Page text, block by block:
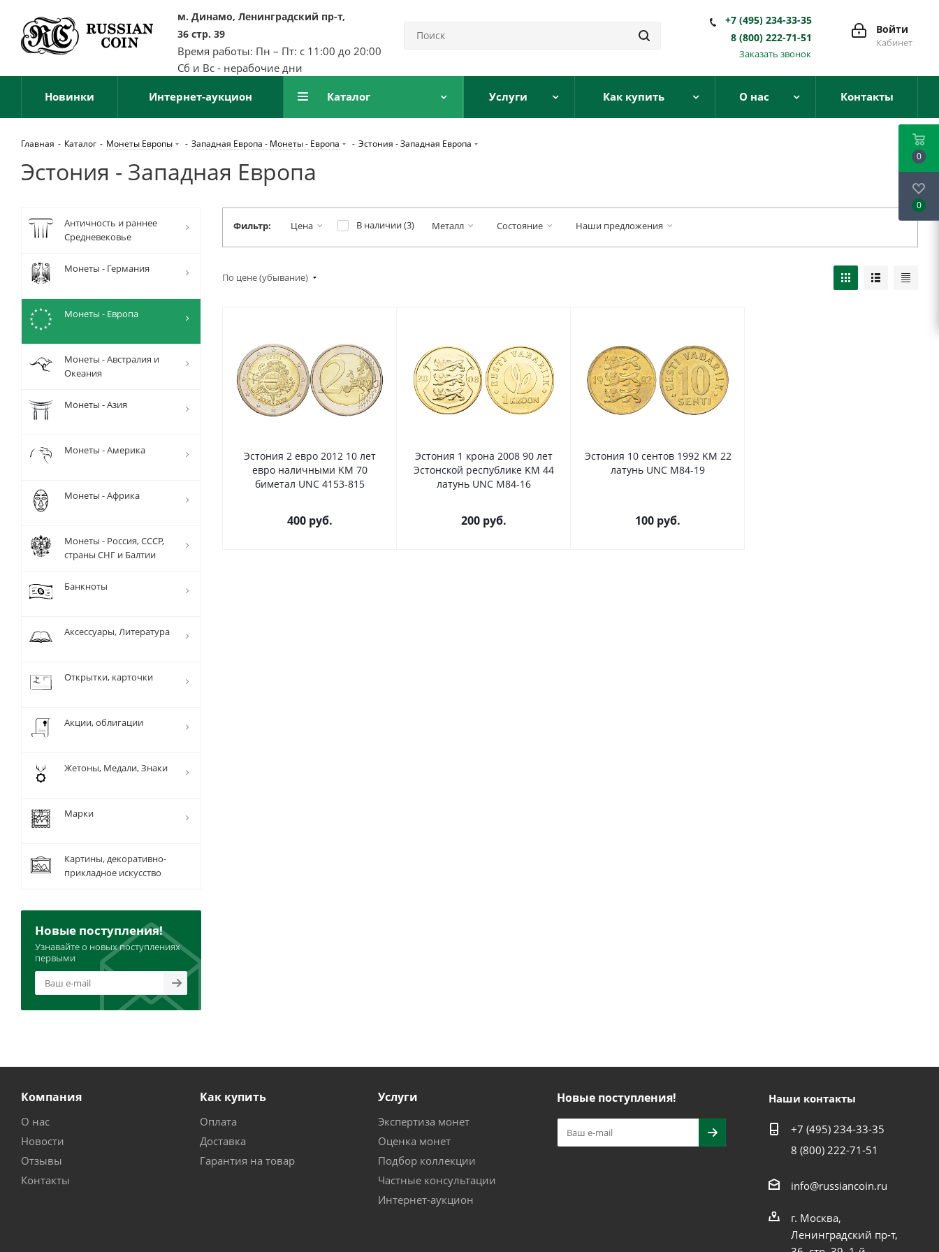
м. Динамо, Ленинградский пр-т,
36 стр. 39
Время работы: Пн – Пт: с 11:00 до 20:00
Сб и Вс - нерабочие дни
Войти
Кабинет
+7 (495) 234-33-35
8 (800) 222-71-51
Заказать звонок
Новинки Интернет-аукцион Каталог Услуги Как купить О нас Контакты
Главная - Каталог - Монеты Европы - Западная Европа - Монеты - Европа - Эстония - Западная Европа
Эстония - Западная Европа
Фильтр: Цена В наличии (3) Металл Состояние Наши предложения
По цене (убывание)
Эстония 2 евро 2012 10 лет
евро наличными KM 70
биметал UNC 4153-815
400 руб.
Эстония 1 крона 2008 90 лет
Эстонской республике KM 44
латунь UNC M84-16
200 руб.
Эстония 10 сентов 1992 KM 22
латунь UNC M84-19
100 руб.
Античность и раннее
Средневековье
Монеты - Германия
Монеты - Европа
Монеты - Австралия и
Океания
Монеты - Азия
Монеты - Америка
Монеты - Африка
Монеты - Россия, СССР,
страны СНГ и Балтии
Банкноты
Аксессуары, Литература
Открытки, карточки
Акции, облигации
Жетоны, Медали, Знаки
Марки
Картины, декоративно-
прикладное искусство
Новые поступления!
Узнавайте о новых поступлениях
первыми
Компания
О нас
Новости
Отзывы
Контакты
Как купить
Оплата
Доставка
Гарантия на товар
Услуги
Экспертиза монет
Оценка монет
Подбор коллекции
Частные консультации
Интернет-аукцион
Новые поступления! Наши контакты
+7 (495) 234-33-35
8 (800) 222-71-51
info@russiancoin.ru
г. Москва,
Ленинградский пр-т,
0
0